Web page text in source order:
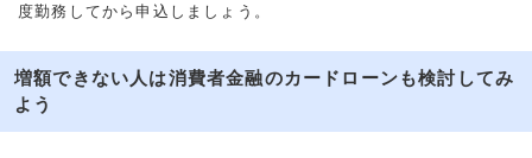
度勤務してから申込しましょう。
増額できない人は消費者金融のカードローンも検討してみ
よう